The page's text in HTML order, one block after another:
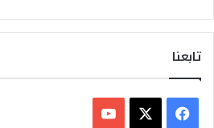
تابعنا